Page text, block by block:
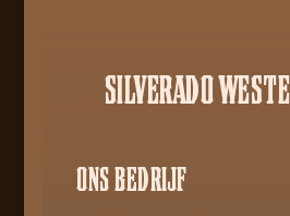
SILVERADO
ONS BEDRIJF